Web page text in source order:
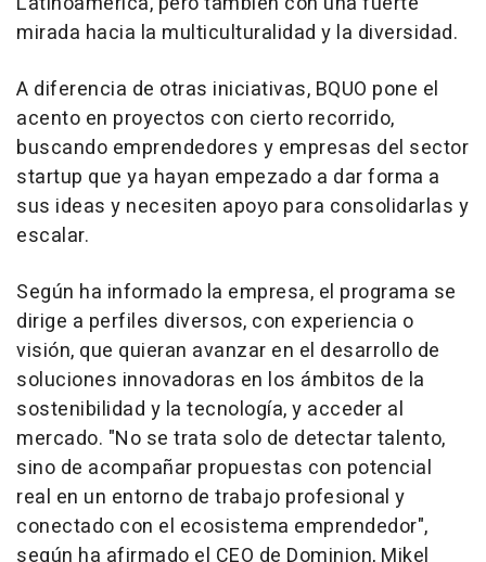
mirada hacia la multiculturalidad y la diversidad.
A diferencia de otras iniciativas, BQUO pone el
acento en proyectos con cierto recorrido,
buscando emprendedores y empresas del sector
startup que ya hayan empezado a dar forma a
sus ideas y necesiten apoyo para consolidarlas y
escalar.
Según ha informado la empresa, el programa se
dirige a perfiles diversos, con experiencia o
visión, que quieran avanzar en el desarrollo de
soluciones innovadoras en los ámbitos de la
sostenibilidad y la tecnología, y acceder al
mercado. "No se trata solo de detectar talento,
sino de acompañar propuestas con potencial
real en un entorno de trabajo profesional y
conectado con el ecosistema emprendedor",
según ha afirmado el CEO de Dominion, Mikel